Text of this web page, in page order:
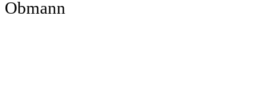
Obmann